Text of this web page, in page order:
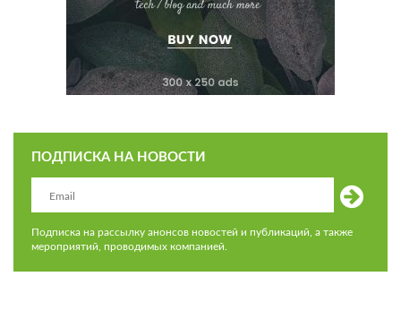
ПОДПИСКА НА НОВОСТИ
Подписка на рассылку анонсов новостей и публикаций, а также
мероприятий, проводимых компанией.